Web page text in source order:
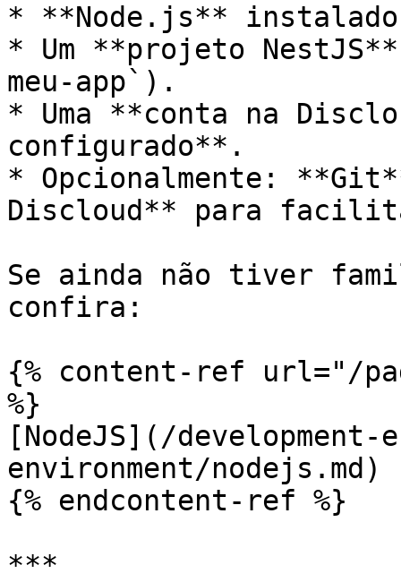
* **Node.js** instalado
* Um **projeto
meu-app`).
* Uma **conta na
configurado**.
* Opcionalmente:
Discloud** para
Se ainda não tiver
confira:
{% content-ref url="/
%}
[NodeJS](/
environment/nodejs.md)
{% endcontent-ref %}
***